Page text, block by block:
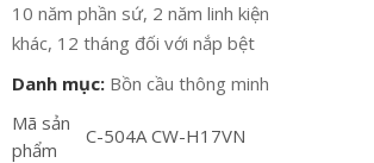
10 năm phần sứ, 2 năm linh kiện
khác, 12 tháng đối với nắp bệt
Danh mục: Bồn cầu thông minh
Mã sản
phẩm
C-504A CW-H17VN